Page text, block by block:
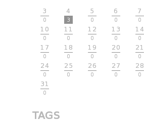
3
0
4
3
5
0
6
0
7
0
10
0
11
0
12
0
13
0
14
0
17
0
18
0
19
0
20
0
21
0
24
0
25
0
26
0
27
0
28
0
31
0
TAGS